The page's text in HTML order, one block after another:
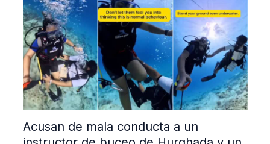
Acusan de mala conducta a un